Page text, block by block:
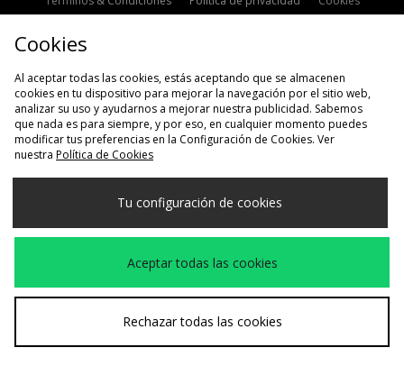
Selecciona País
España
Aceptamos las siguientes formas de pago
Visita nuestra página corporativa en www.jdplc.com
Cookies
Al aceptar todas las cookies, estás aceptando que se almacenen
cookies en tu dispositivo para mejorar la navegación por el sitio web,
analizar su uso y ayudarnos a mejorar nuestra publicidad. Sabemos
que nada es para siempre, y por eso, en cualquier momento puedes
modificar tus preferencias en la Configuración de Cookies. Ver
nuestra Política de Cookies
Tu configuración de cookies
Aceptar todas las cookies
Rechazar todas las cookies